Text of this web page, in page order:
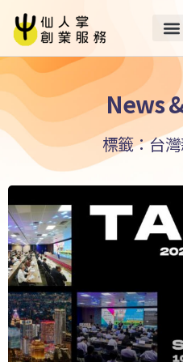
News
標籤：台